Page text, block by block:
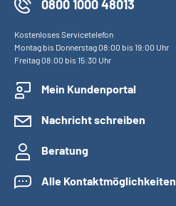
0800 1000 48013
Kostenloses Servicetelefon
Montag bis Donnerstag 08:00 bis 19:00 Uhr
Freitag 08:00 bis 15:30 Uhr
Mein Kundenportal
Nachricht schreiben
Beratung
Alle Kontaktmöglichkeiten